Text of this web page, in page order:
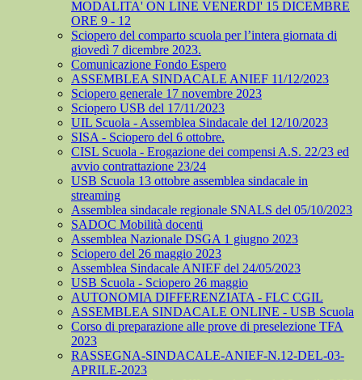
MODALITA' ON LINE VENERDI' 15 DICEMBRE
ORE 9 - 12
Sciopero del comparto scuola per l’intera giornata di
giovedì 7 dicembre 2023.
Comunicazione Fondo Espero
ASSEMBLEA SINDACALE ANIEF 11/12/2023
Sciopero generale 17 novembre 2023
Sciopero USB del 17/11/2023
UIL Scuola - Assemblea Sindacale del 12/10/2023
SISA - Sciopero del 6 ottobre.
CISL Scuola - Erogazione dei compensi A.S. 22/23 ed
avvio contrattazione 23/24
USB Scuola 13 ottobre assemblea sindacale in
streaming
Assemblea sindacale regionale SNALS del 05/10/2023
SADOC Mobilità docenti
Assemblea Nazionale DSGA 1 giugno 2023
Sciopero del 26 maggio 2023
Assemblea Sindacale ANIEF del 24/05/2023
USB Scuola - Sciopero 26 maggio
AUTONOMIA DIFFERENZIATA - FLC CGIL
ASSEMBLEA SINDACALE ONLINE - USB Scuola
Corso di preparazione alle prove di preselezione TFA
2023
RASSEGNA-SINDACALE-ANIEF-N.12-DEL-03-
APRILE-2023